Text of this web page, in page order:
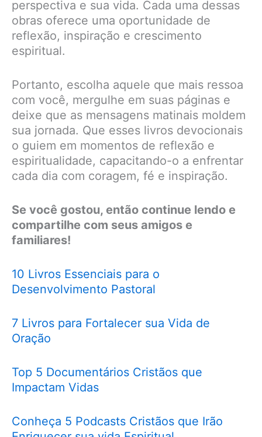
perspectiva e sua vida. Cada uma dessas
obras oferece uma oportunidade de
reflexão, inspiração e crescimento
espiritual.
Portanto, escolha aquele que mais ressoa
com você, mergulhe em suas páginas e
deixe que as mensagens matinais moldem
sua jornada. Que esses livros devocionais
o guiem em momentos de reflexão e
espiritualidade, capacitando-o a enfrentar
cada dia com coragem, fé e inspiração.
Se você gostou, então continue lendo e
compartilhe com seus amigos e
familiares!
10 Livros Essenciais para o
Desenvolvimento Pastoral
7 Livros para Fortalecer sua Vida de
Oração
Top 5 Documentários Cristãos que
Impactam Vidas
Conheça 5 Podcasts Cristãos que Irão